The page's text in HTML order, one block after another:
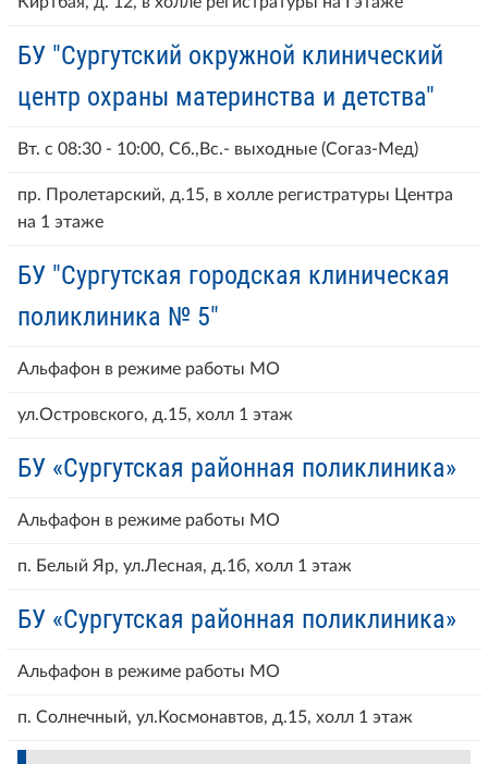
БУ "Сургутский окружной клинический
центр охраны материнства и детства"
Вт. с 08:30 - 10:00, Сб.,Вс.- выходные (Согаз-Мед)
пр. Пролетарский, д.15, в холле регистратуры Центра
на 1 этаже
БУ "Сургутская городская клиническая
поликлиника № 5"
Альфафон в режиме работы МО
ул.Островского, д.15, холл 1 этаж
БУ «Сургутская районная поликлиника»
Альфафон в режиме работы МО
п. Белый Яр, ул.Лесная, д.1б, холл 1 этаж
БУ «Сургутская районная поликлиника»
Альфафон в режиме работы МО
п. Солнечный, ул.Космонавтов, д.15, холл 1 этаж